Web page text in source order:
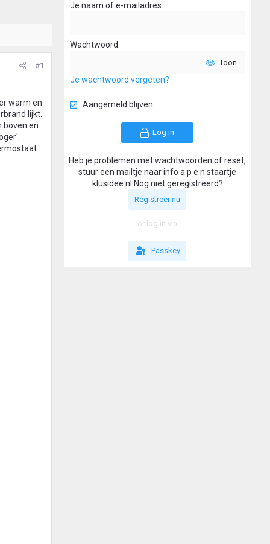
#1
warm en
lijkt.
boven en
Je naam of e-mailadres
Wachtwoord
Toon
Je wachtwoord vergeten?
Aangemeld blijven
Log in
Heb je problemen met wachtwoorden of reset,
stuur een mailtje naar info a p e n staartje
klusidee nl Nog niet geregistreerd?
Registreer nu
or log in via
Passkey